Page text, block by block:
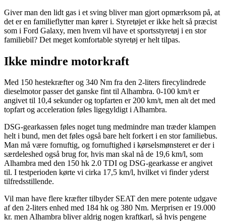
Giver man den lidt gas i et sving bliver man gjort opmærksom på, at
det er en familieflytter man kører i. Styretøjet er ikke helt så præcist
som i Ford Galaxy, men hvem vil have et sportsstyretøj i en stor
familiebil? Det meget komfortable styretøj er helt tilpas.
Ikke mindre motorkraft
Med 150 hestekræfter og 340 Nm fra den 2-liters firecylindrede
dieselmotor passer det ganske fint til Alhambra. 0-100 km/t er
angivet til 10,4 sekunder og topfarten er 200 km/t, men alt det med
topfart og acceleration føles ligegyldigt i Alhambra.
DSG-gearkassen føles noget tung medmindre man træder klampen
helt i bund, men det føles også bare helt forkert i en stor familiebus.
Man må være fornuftig, og fornuftighed i kørselsmønsteret er der i
særdeleshed også brug for, hvis man skal nå de 19,6 km/l, som
Alhambra med den 150 hk 2.0 TDI og DSG-gearkasse er angivet
til. I testperioden kørte vi cirka 17,5 km/l, hvilket vi finder yderst
tilfredsstillende.
Vil man have flere kræfter tilbyder SEAT den mere potente udgave
af den 2-liters enhed med 184 hk og 380 Nm. Merprisen er 19.000
kr. men Alhambra bliver aldrig nogen kraftkarl, så hvis pengene